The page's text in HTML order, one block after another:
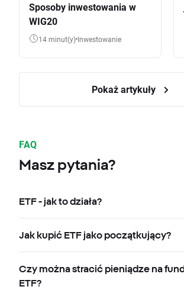
Sposoby inwestowania w
WIG20
14 minut(y) Inwestowanie
Pokaż artykuły
FAQ
Masz pytania?
ETF - jak to działa?
Jak kupić ETF jako początkujący?
Czy można stracić pieniądze na
ETF?